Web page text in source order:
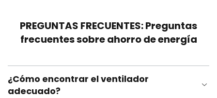
PREGUNTAS FRECUENTES: Preguntas
frecuentes sobre ahorro de energía
¿Cómo encontrar el ventilador
adecuado?